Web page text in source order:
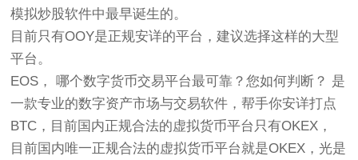
模拟炒股软件中最早诞生的。
目前只有OOY是正规安详的平台，建议选择这样的大型
平台。
EOS， 哪个数字货币交易平台最可靠？您如何判断？ 是
一款专业的数字资产市场与交易软件，帮手你安详打点
BTC，目前国内正规合法的虚拟货币平台只有OKEX，
目前国内唯一正规合法的虚拟货币平台就是OKEX，光是